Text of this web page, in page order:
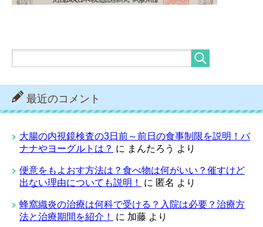
最近のコメント
大腸の内視鏡検査の3日前～前日の食事制限を説明！バ
ナナやヨーグルトは？ に まんたろう より
便意をもよおす方法は？食べ物は何がいい？催すけど
出ない理由についても説明！
に 匿名 より
蜂窩織炎の治療は何科で受ける？入院は必要？治療方
法と治療期間を紹介！
に 加藤 より